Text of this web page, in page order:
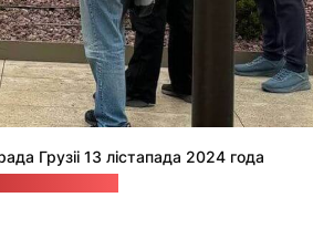
Грузіі 13 лістапада 2024 года